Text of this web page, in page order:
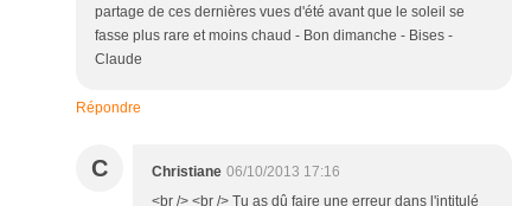
partage de ces dernières vues d'été avant que le soleil se
fasse plus rare et moins chaud - Bon dimanche - Bises -
Claude
Répondre
C Christiane 06/10/2013 17:16
<br /> <br /> Tu as dû faire une erreur dans l'intitulé